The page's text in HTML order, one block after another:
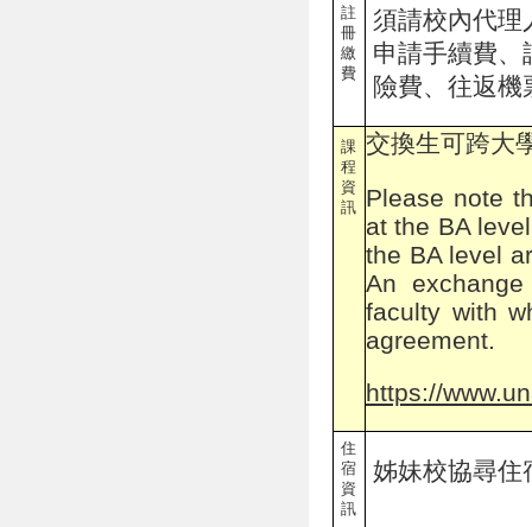
註
冊
繳
費
須請校內代理
申請手續費、
險費、往返
課
程
資
訊
交換生可跨大
Please note
at the BA
the BA level
An
faculty with
agreement.
https://
住
宿
資
訊
姊妹校協尋住